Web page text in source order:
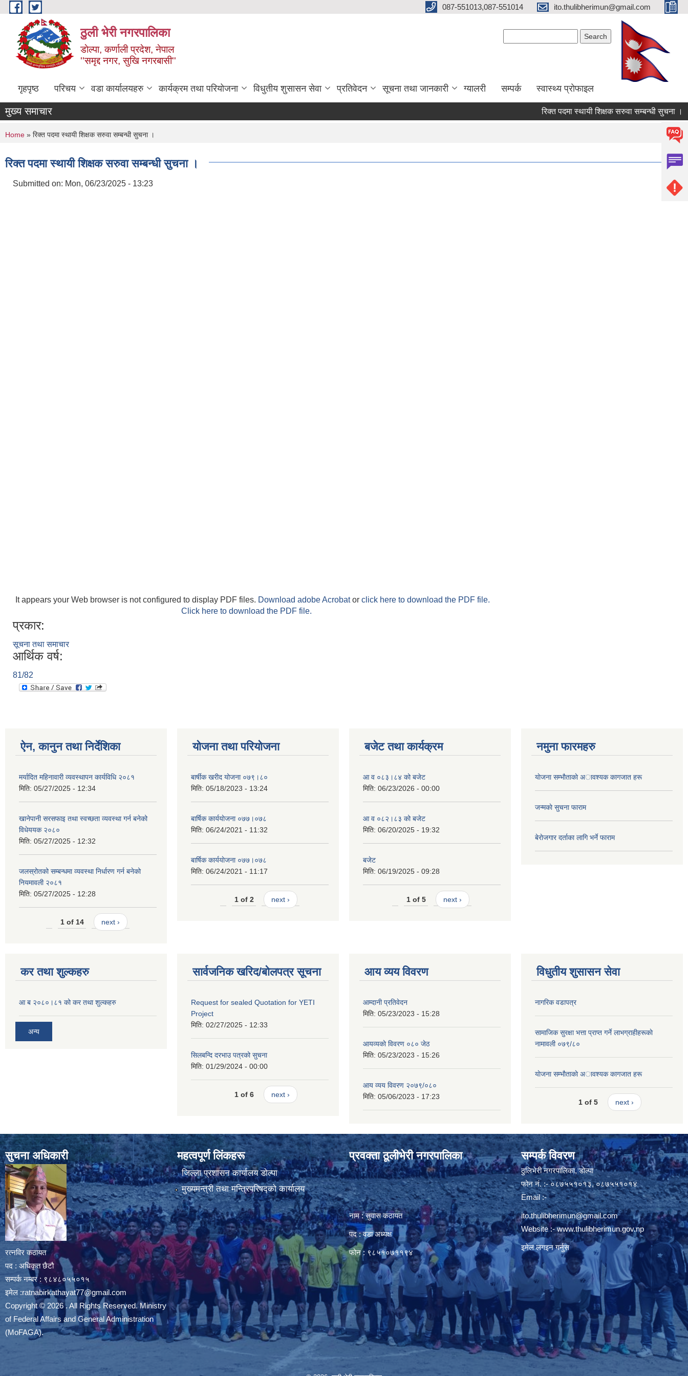
Skip to main content 087-551013,087-551014 ito.thulibherimun@gmail.com
ठुली भेरी नगरपालिका
डाेल्पा, कर्णाली प्रदेश, नेपाल
''समृद्द नगर, सुखि नगरबासी''
गृहपृष्ठ परिचय वडा कार्यालयहरु कार्यक्रम तथा परियोजना विधुतीय शुसासन सेवा प्रतिवेदन सूचना तथा जानकारी ग्यालरी सम्पर्क स्वास्थ्य प्राेफाइल
मुख्य समाचार रिक्त पदमा स्थायी शिक्षक सरुवा सम्बन्धी सुचना ।
You are here
Home » रिक्त पदमा स्थायी शिक्षक सरुवा सम्बन्धी सुचना ।
रिक्त पदमा स्थायी शिक्षक सरुवा सम्बन्धी सुचना ।
Submitted on: Mon, 06/23/2025 - 13:23
It appears your Web browser is not configured to display PDF files. Download adobe Acrobator click here to download the PDF file.
Click here to download the PDF file.
प्रकार:
सूचना तथा समाचार
आर्थिक वर्ष:
81/82
ऐन, कानुन तथा निर्देशिका
मर्यादित महिनावारी व्यवस्थापन कार्यविधि २०८१
मिति: 05/27/2025 - 12:34
खानेपानी सरसफाइ तथा स्वच्छता व्यवस्था गर्न बनेको
विधेययक २०८०
मिति: 05/27/2025 - 12:32
जलस्रोतको सम्बन्धमा व्यवस्था निर्धारण गर्न बनेको
नियमावली २०८१
मिति: 05/27/2025 - 12:28
1 of 14 next ›
योजना तथा परियोजना
बार्षीक खरीद योजना ०७९।८०
मिति: 05/18/2023 - 13:24
बार्षिक कार्ययाेजना ०७७।०७८
मिति: 06/24/2021 - 11:32
बार्षिक कार्ययाेजना ०७७।०७८
मिति: 06/24/2021 - 11:17
1 of 2 next ›
बजेट तथा कार्यक्रम
आ व ०८३।८४ को बजेट
मिति: 06/23/2026 - 00:00
आ व ०८२।८३ को बजेट
मिति: 06/20/2025 - 19:32
बजेट
मिति: 06/19/2025 - 09:28
1 of 5 next ›
नमुना फारमहरु
याेजना सम्भाैताकाे अावश्यक कागजात हरू
जन्मकाे सुचना फाराम
बेराेजगार दर्ताका लागि भर्ने फाराम
कर तथा शुल्कहरु
आ ब २०८०।८१ को कर तथा शुल्कहरु
अन्य
सार्वजनिक खरिद/बोलपत्र सूचना
Request for sealed Quotation for YETI
Project
मिति: 02/27/2025 - 12:33
सिलबन्दि दरभाउ पत्रको सुचना
मिति: 01/29/2024 - 00:00
1 of 6 next ›
आय व्यय विवरण
आम्दानी प्रतिवेदन
मिति: 05/23/2023 - 15:28
आयव्यकाे विवरण ०८० जेठ
मिति: 05/23/2023 - 15:26
आय व्यय विवरण २०७९/०८०
मिति: 05/06/2023 - 17:23
विधुतीय शुसासन सेवा
नागरिक वडापत्र
सामाजिक सुरक्षा भत्ता प्राप्त गर्ने लाभग्राहीहरूकाे
नामावली ०७९/८०
याेजना सम्भाैताकाे अावश्यक कागजात हरू
1 of 5 next ›
सुचना अधिकारी
रत्नविर कठायत
पद : अधिकृत छैटौ
सम्पर्क नम्बर : ९८४८०५५०१५
इमेल :ratnabirkathayat77@gmail.com
Copyright © 2026 . All Rights Reserved. Ministry
of Federal Affairs and General Administration
(MoFAGA).
महत्वपूर्ण लिंकहरू
जिल्ला प्रशासन कार्यालय डाेल्पा
मुख्यमन्त्री तथा मन्त्रिपरिषद्को कार्यालय
प्रवक्ता ठूलीभेरी नगरपालिका
नाम : सुवास कठायत
पद : वडा अध्यक्ष
फोन : ९८५१०७११९४
सम्पर्क विवरण
ठुलिभेरी नगरपालिका, डोल्पा
फोन नं. :- ०८७५५१०१३, ०८७५५१०१४
Email :-
ito.thulibherimun@gmail.com
Website :-www.thulibherimun.gov.np
इमेल लगइन गर्नुस